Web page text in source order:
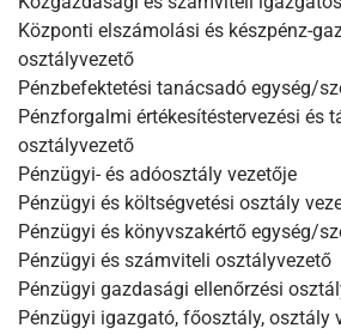
Központi elszámolási és készpénz-
osztályvezető
Pénzbefektetési tanácsadó egység/
Pénzforgalmi értékesítéstervezési és
osztályvezető
Pénzügyi- és adóosztály vezetője
Pénzügyi és költségvetési osztály
Pénzügyi és könyvszakértő egység/
Pénzügyi és számviteli osztályvezető
Pénzügyi gazdasági ellenőrzési
Pénzügyi igazgató, főosztály, osztály